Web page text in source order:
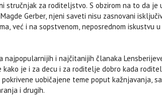
stručnjak za roditeljstvo. S obzirom na to da je
Gerber, njeni saveti nisu zasnovani
već i na sopstvenom, neposrednom iskustvu
najpopularnijih i najčitanijih članaka
kako je i za decu i za roditelje dobro kada
uobičajene teme poput kažnjavanja,
i drugih.